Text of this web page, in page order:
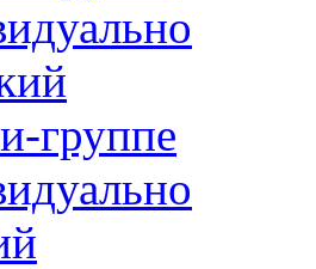
группе